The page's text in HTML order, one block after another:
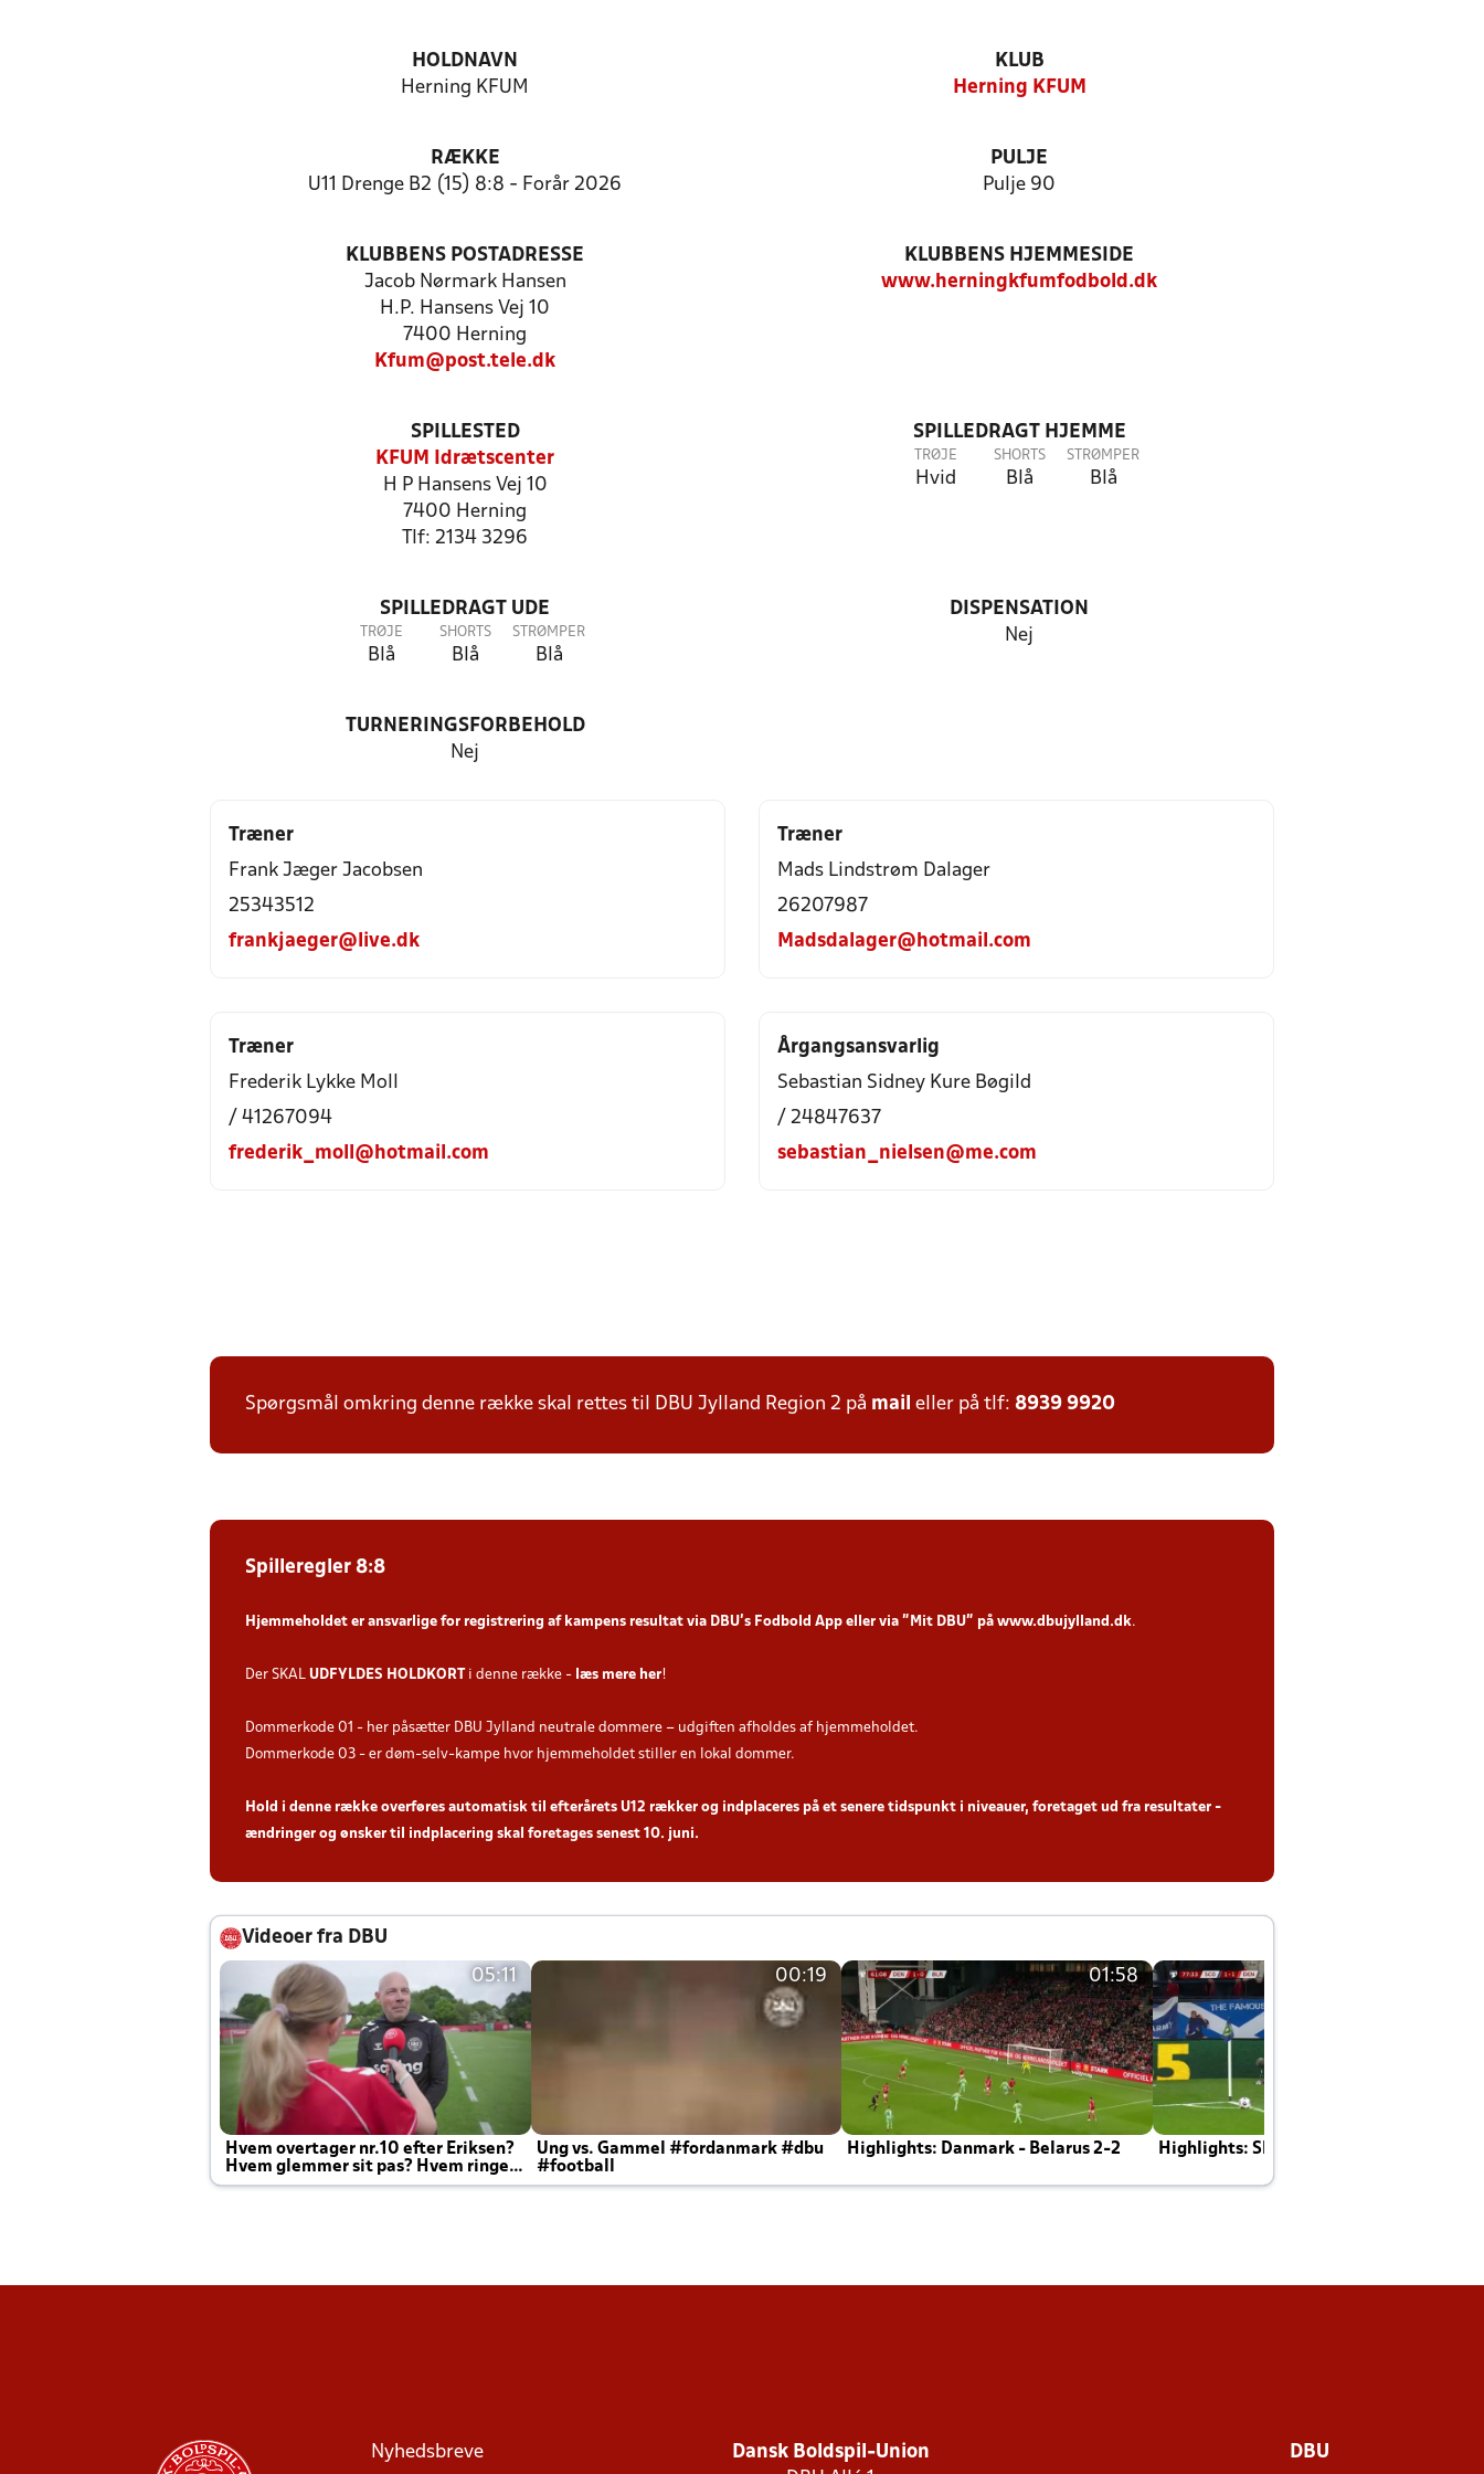
HOLDNAVN
Herning KFUM
KLUB
Herning KFUM
RÆKKE
U11 Drenge B2 (15) 8:8 - Forår 2026
PULJE
Pulje 90
KLUBBENS POSTADRESSE
Jacob Nørmark Hansen
H.P. Hansens Vej 10
7400 Herning
Kfum@post.tele.dk
KLUBBENS HJEMMESIDE
www.herningkfumfodbold.dk
SPILLESTED
KFUM Idrætscenter
H P Hansens Vej 10
7400 Herning
Tlf: 2134 3296
SPILLEDRAGT HJEMME
TRØJE
Hvid
SHORTS
Blå
STRØMPER
Blå
SPILLEDRAGT UDE
TRØJE
Blå
SHORTS
Blå
STRØMPER
Blå
DISPENSATION
Nej
TURNERINGSFORBEHOLD
Nej
Træner
Frank Jæger Jacobsen
25343512
frankjaeger@live.dk
Træner
Mads Lindstrøm Dalager
26207987
Madsdalager@hotmail.com
Træner
Frederik Lykke Moll
/ 41267094
frederik_moll@hotmail.com
Årgangsansvarlig
Sebastian Sidney Kure Bøgild
/ 24847637
sebastian_nielsen@me.com
Spørgsmål omkring denne række skal rettes til DBU Jylland Region 2 på mail eller på tlf: 8939 9920
Spilleregler 8:8
Hjemmeholdet er ansvarlige for registrering af kampens resultat via DBU’s Fodbold App eller via ”Mit DBU” på www.dbujylland.dk.
Der SKAL UDFYLDES HOLDKORTi denne række - læs mere her!
Dommerkode 01 - her påsætter DBU Jylland neutrale dommere – udgiften afholdes af hjemmeholdet.
Dommerkode 03 - er døm-selv-kampe hvor hjemmeholdet stiller en lokal dommer.
Hold i denne række overføres automatisk til efterårets U12 rækker og indplaceres på et senere tidspunkt i niveauer, foretaget ud fra resultater -
ændringer og ønsker til indplacering skal foretages senest 10. juni.
Videoer fra DBU
05:11
Hvem overtager nr.10 efter Eriksen?
Hvem glemmer sit pas? Hvem ringer
Joachim altid til efter kampe?
00:19
Ung vs. Gammel #fordanmark #dbu
#football
01:58
Highlights: Danmark - Belarus 2-2 Highlights: Skotland - Danmark 4-2
Nyhedsbreve
Dansk Boldspil-Union
DBU